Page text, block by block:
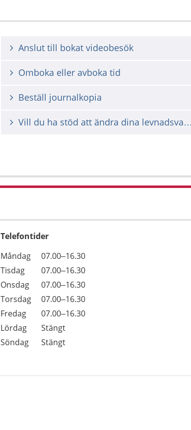
Anslut till bokat videobesök
Omboka eller avboka tid
Beställ journalkopia
Vill du ha stöd att ändra
Telefontider
Dag
Öppettider
Kommentarer
Måndag
07.00–16.30
Tisdag
07.00–16.30
Onsdag
07.00–16.30
Torsdag
07.00–16.30
Fredag
07.00–16.30
Lördag
Stängt
Söndag
Stängt